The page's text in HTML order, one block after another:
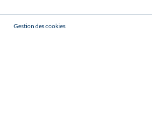
Gestion des cookies